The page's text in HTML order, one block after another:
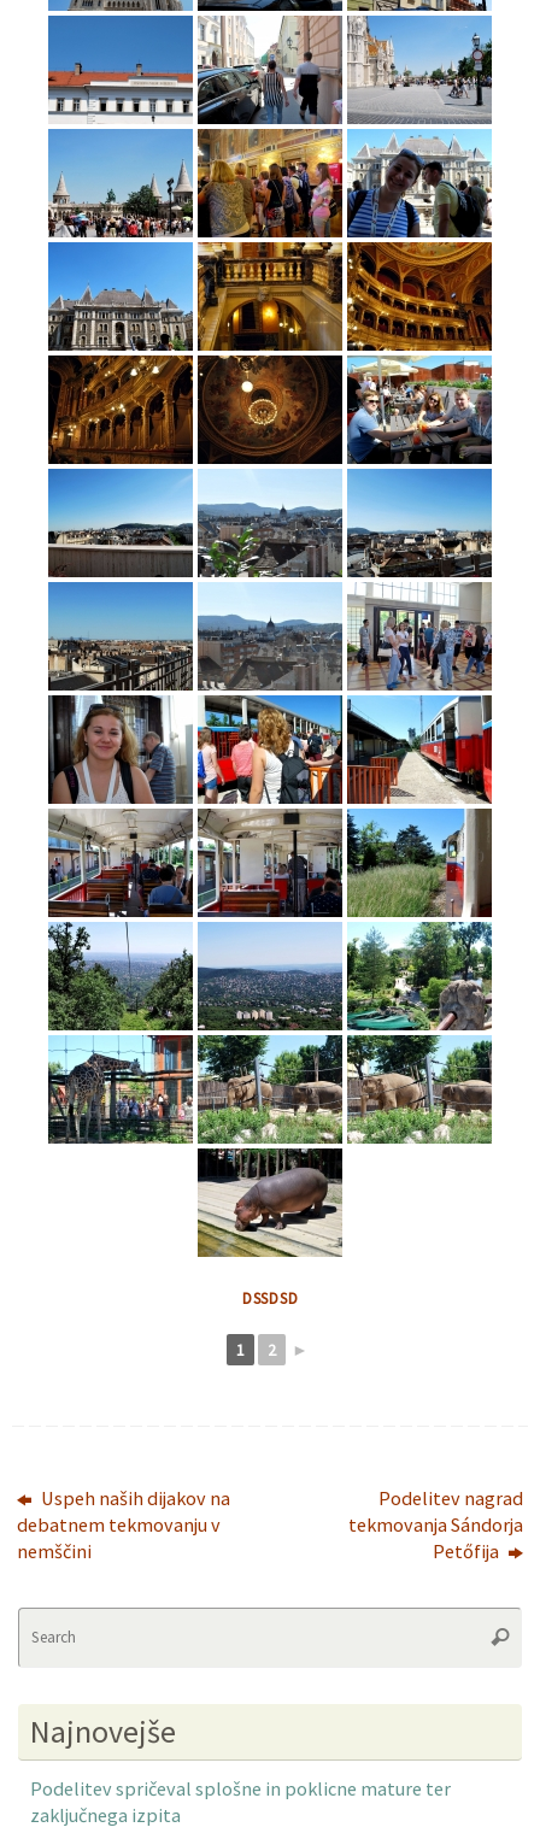
DSSDSD
1 2 ►
Uspeh naših dijakov na
debatnem tekmovanju v
nemščini
Podelitev nagrad
tekmovanja Sándorja
Petőfija
Najnovejše
Podelitev spričeval splošne in poklicne mature ter
zaključnega izpita